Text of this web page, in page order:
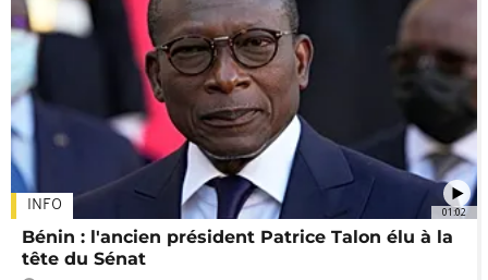
01:02
INFO
Bénin : l'ancien président Patrice Talon élu à la
tête du Sénat